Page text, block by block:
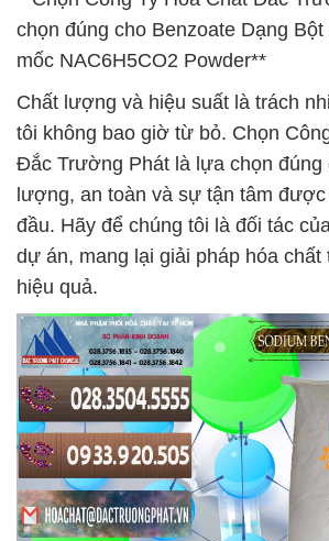
chọn đúng cho Benzoate Dạng
mốc NAC6H5CO2 Powder**
Chất lượng và hiệu suất là trách
tôi không bao giờ từ bỏ. Chọn
Đắc Trường Phát là lựa chọn đúng
lượng, an toàn và sự tận tâm
đầu. Hãy để chúng tôi là đối tác
dự án, mang lại giải pháp hóa chất
hiệu quả.